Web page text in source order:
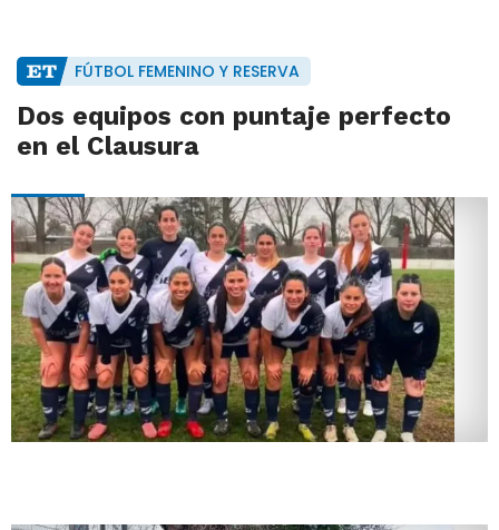
FÚTBOL FEMENINO Y RESERVA
Dos equipos con puntaje perfecto
en el Clausura